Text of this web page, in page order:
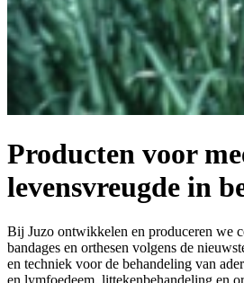
Producten voor
levensvreugde in
Bij Juzo ontwikkelen en produceren we
bandages en orthesen volgens de
en techniek voor de behandeling van
en lymfoedeem, littekenbehandeling en